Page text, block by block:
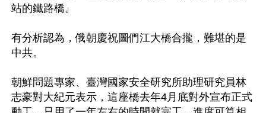
站的鐵路橋。
有分析認為，俄朝慶祝圖們江大橋合攏，難堪的是
中共。
朝鮮問題專家、臺灣國家安全研究所助理研究員林
志豪對大紀元表示，這座橋去年4月底對外宣布正式